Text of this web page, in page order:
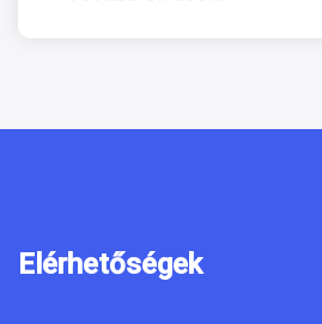
Elérhetőségek